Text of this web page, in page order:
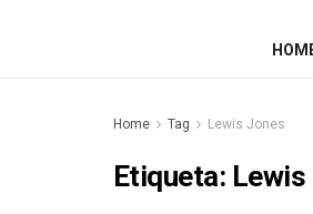
Home Tag Lewis Jones
Etiqueta: